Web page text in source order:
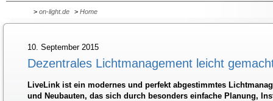
> on-light.de > Home
10. September 2015
Dezentrales Lichtmanagement leicht
LiveLink ist ein modernes und perfekt abgestimmtes
und Neubauten, das sich durch besonders einfache Planung,